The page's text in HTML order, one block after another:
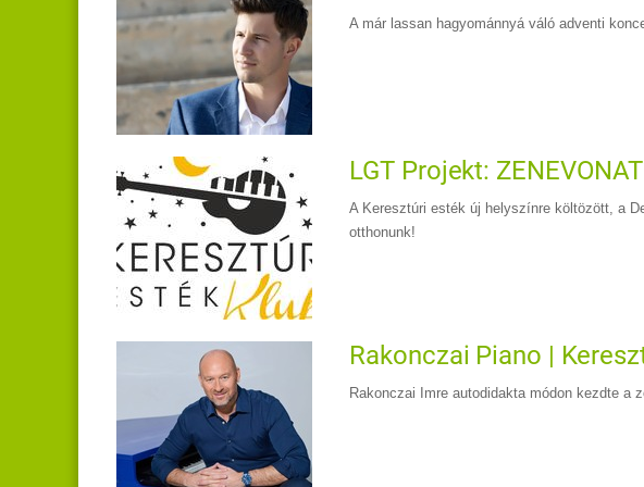
A már lassan hagyománnyá váló adventi
LGT Projekt:
A Keresztúri esték új helyszínre költözött, a
otthonunk!
Rakonczai Piano |
Rakonczai Imre autodidakta módon kezdte a